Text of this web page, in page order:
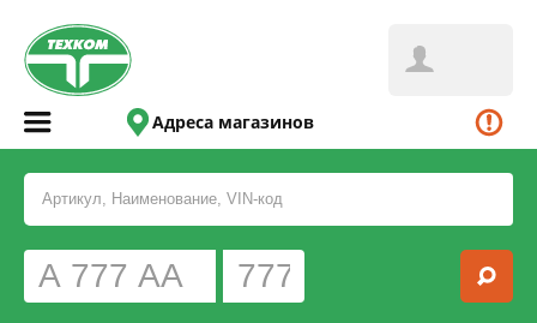
Адреса магазинов